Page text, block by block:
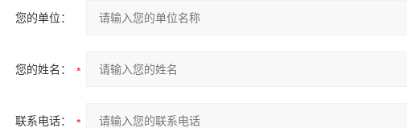
您的单位：
您的姓名：
联系电话：